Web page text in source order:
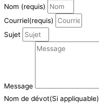
Nom (requis)
Courriel(requis)
Sujet
Message
Nom de dévot(Si appliquable)